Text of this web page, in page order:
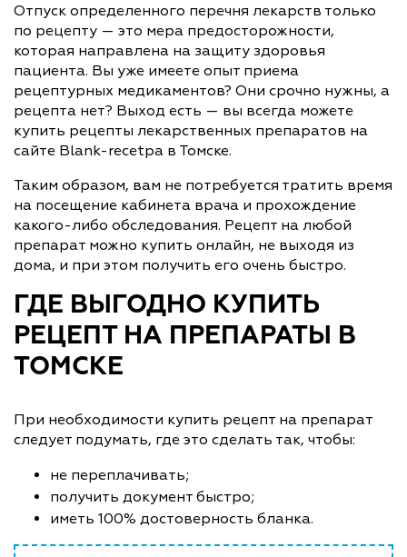
Отпуск определенного перечня лекарств только
по рецепту — это мера предосторожности,
которая направлена на защиту здоровья
пациента. Вы уже имеете опыт приема
рецептурных медикаментов? Они срочно нужны, а
рецепта нет? Выход есть — вы всегда можете
купить рецепты лекарственных препаратов на
сайте Blank-recetpa в Томске.
Таким образом, вам не потребуется тратить время
на посещение кабинета врача и прохождение
какого-либо обследования. Рецепт на любой
препарат можно купить онлайн, не выходя из
дома, и при этом получить его очень быстро.
ГДЕ ВЫГОДНО КУПИТЬ
РЕЦЕПТ НА ПРЕПАРАТЫ В
ТОМСКЕ
При необходимости купить рецепт на препарат
следует подумать, где это сделать так, чтобы:
не переплачивать;
получить документ быстро;
иметь 100% достоверность бланка.